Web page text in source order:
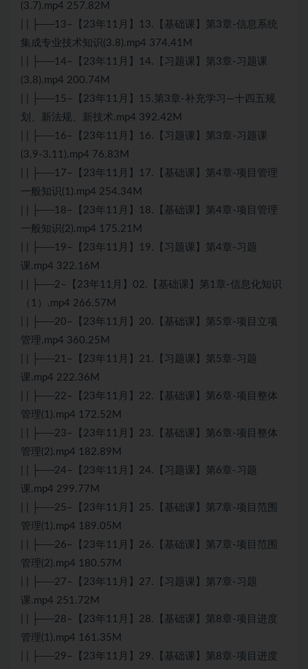
(3.7).mp4 257.82M
| | ├──13–【23年11月】13.【基础课】第3章-信息系统
集成专业技术知识(3.8).mp4 374.41M
| | ├──14–【23年11月】14.【习题课】第3章-习题课
(3.8).mp4 200.74M
| | ├──15–【23年11月】15.第3章-补充学习—十四五规
划、新法规、新技术.mp4 392.42M
| | ├──16–【23年11月】16.【习题课】第3章-习题课
(3.9-3.11).mp4 76.83M
| | ├──17–【23年11月】17.【基础课】第4章-项目管理
一般知识(1).mp4 254.34M
| | ├──18–【23年11月】18.【基础课】第4章-项目管理
一般知识(2).mp4 175.21M
| | ├──19–【23年11月】19.【习题课】第4章-习题
课.mp4 322.16M
| | ├──2–【23年11月】02.【基础课】第1章-信息化知识
（1）.mp4 266.57M
| | ├──20–【23年11月】20.【基础课】第5章-项目立项
管理.mp4 360.25M
| | ├──21–【23年11月】21.【习题课】第5章-习题
课.mp4 222.36M
| | ├──22–【23年11月】22.【基础课】第6章-项目整体
管理(1).mp4 172.52M
| | ├──23–【23年11月】23.【基础课】第6章-项目整体
管理(2).mp4 182.89M
| | ├──24–【23年11月】24.【习题课】第6章-习题
课.mp4 299.77M
| | ├──25–【23年11月】25.【基础课】第7章-项目范围
管理(1).mp4 189.05M
| | ├──26–【23年11月】26.【基础课】第7章-项目范围
管理(2).mp4 180.57M
| | ├──27–【23年11月】27.【习题课】第7章-习题
课.mp4 251.72M
| | ├──28–【23年11月】28.【基础课】第8章-项目进度
管理(1).mp4 161.35M
| | ├──29–【23年11月】29.【基础课】第8章-项目进度